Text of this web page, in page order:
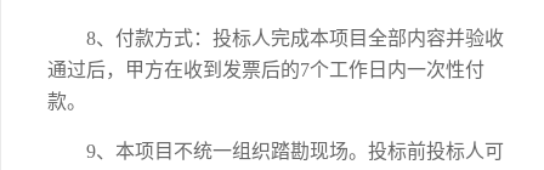
8、付款方式：投标人完成本项目全部内容并验收
通过后，甲方在收到发票后的7个工作日内一次性付
款。
9、本项目不统一组织踏勘现场。投标前投标人可